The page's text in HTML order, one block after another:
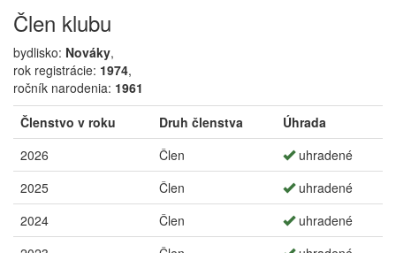
Člen klubu
bydlisko: Nováky,
rok registrácie: 1974,
ročník narodenia: 1961
Členstvo v roku
Druh členstva
Úhrada
2026
Člen
uhradené
2025
Člen
uhradené
2024
Člen
uhradené